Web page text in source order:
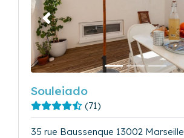
Précédent
Souleiado
(71)
35 rue Baussenque 13002 Marseille